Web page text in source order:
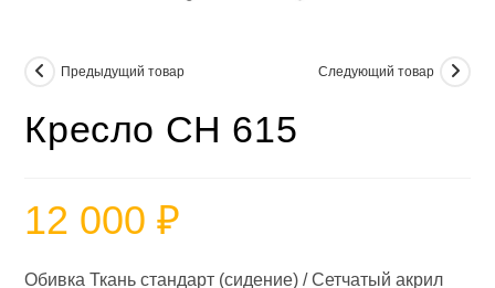
Предыдущий товар Следующий товар
Кресло CH 615
12 000₽
Обивка Ткань стандарт (сидение) / Сетчатый акрил